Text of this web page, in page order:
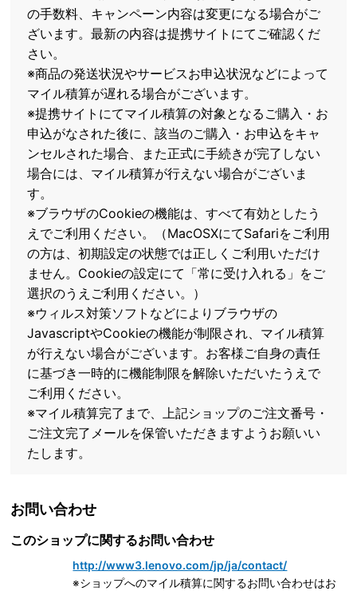
の手数料、キャンペーン内容は変更になる場合がご
ざいます。最新の内容は提携サイトにてご確認くだ
さい。
※商品の発送状況やサービスお申込状況などによって
マイル積算が遅れる場合がございます。
※提携サイトにてマイル積算の対象となるご購入・お
申込がなされた後に、該当のご購入・お申込をキャ
ンセルされた場合、また正式に手続きが完了しない
場合には、マイル積算が行えない場合がございま
す。
※ブラウザのCookieの機能は、すべて有効としたう
えでご利用ください。（MacOSXにてSafariをご利用
の方は、初期設定の状態では正しくご利用いただけ
ません。Cookieの設定にて「常に受け入れる」をご
選択のうえご利用ください。）
※ウィルス対策ソフトなどによりブラウザの
JavascriptやCookieの機能が制限され、マイル積算
が行えない場合がございます。お客様ご自身の責任
に基づき一時的に機能制限を解除いただいたうえで
ご利用ください。
※マイル積算完了まで、上記ショップのご注文番号・
ご注文完了メールを保管いただきますようお願いい
たします。
お問い合わせ
このショップに関するお問い合わせ
http://www3.lenovo.com/jp/ja/contact/
※ショップへのマイル積算に関するお問い合わせはお